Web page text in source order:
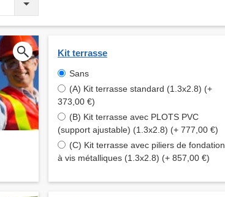
Kit terrasse
Sans
(A) Kit terrasse standard (1.3x2.8) (+
373,00 €)
(B) Kit terrasse avec PLOTS PVC
(support ajustable) (1.3x2.8) (+ 777,00 €)
(C) Kit terrasse avec piliers de fondation
à vis métalliques (1.3x2.8) (+ 857,00 €)